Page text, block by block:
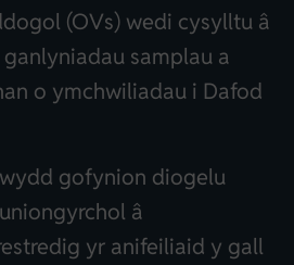
(OVs) wedi cysylltu â
samplau a
o ymchwiliadau i Dafod
gofynion diogelu
â
yr anifeiliaid y gall